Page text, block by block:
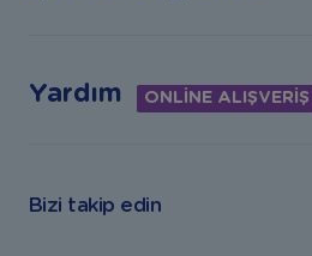
Yardım ONLİNE ALIŞVERİŞ
Bizi takip edin